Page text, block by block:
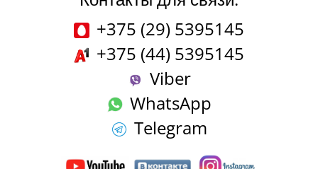
+375 (29) 5395145
+375 (44) 5395145
Viber
WhatsApp
Telegram